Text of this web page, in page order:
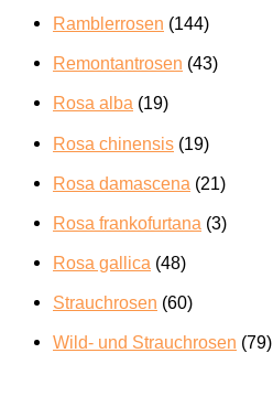
Ramblerrosen (144)
Remontantrosen (43)
Rosa alba (19)
Rosa chinensis (19)
Rosa damascena (21)
Rosa frankofurtana (3)
Rosa gallica (48)
Strauchrosen (60)
Wild- und Strauchrosen (79)